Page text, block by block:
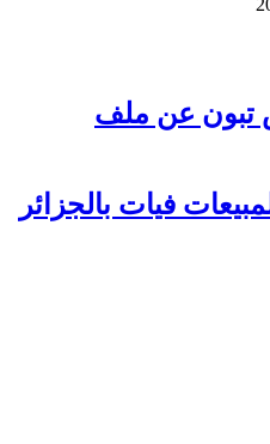
تبون عن ملف
فيات بالجزائر